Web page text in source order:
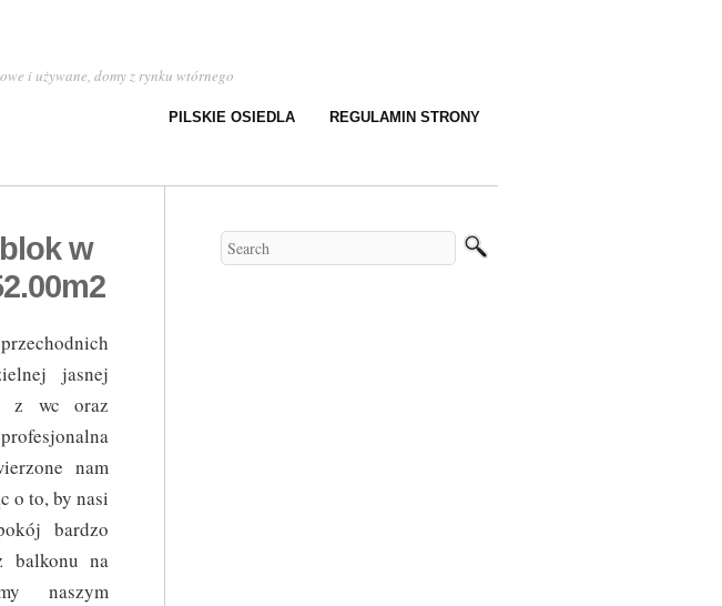
i używane, domy z rynku wtórnego
PILSKIE OSIEDLA REGULAMIN STRONY
w
jasnej
z wc oraz
nam
o to, by nasi
bardzo
balkonu na
naszym